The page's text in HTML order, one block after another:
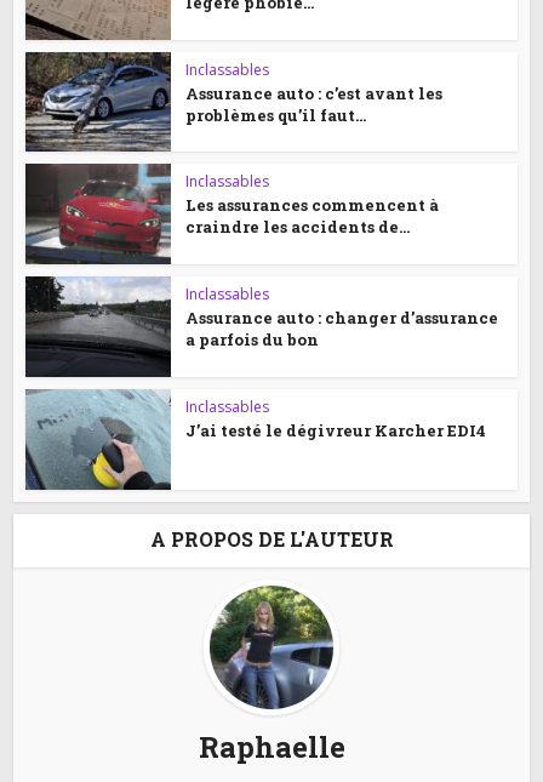
Inclassables
Assurance auto : c’est avant les
problèmes qu’il faut...
Inclassables
Les assurances commencent à
craindre les accidents de...
Inclassables
Assurance auto : changer d’assurance
a parfois du bon
Inclassables
J’ai testé le dégivreur Karcher EDI4
A PROPOS DE L'AUTEUR
Raphaelle